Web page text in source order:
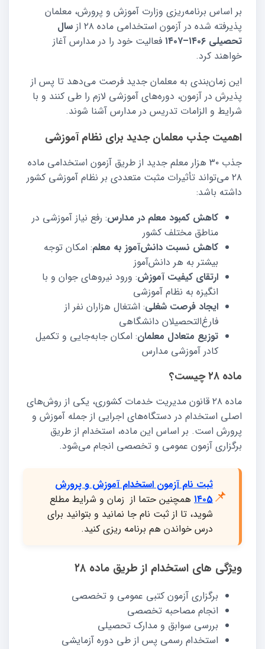
بر اساس برنامه‌ریزی وزارت آموزش و پرورش، معلمان
پذیرفته شده در آزمون استخدامی ماده ۲۸ از
سال
تحصیلی ۱۴۰۶–۱۴۰۷
فعالیت خود را در مدارس آغاز
خواهند کرد.
این زمان‌بندی به معلمان جدید فرصت می‌دهد تا پس از
پذیرش در آزمون، دوره‌های آموزشی لازم را طی کنند و با
شرایط و الزامات تدریس در مدارس آشنا شوند.
اهمیت جذب معلمان جدید برای نظام آموزشی
جذب ۳۰ هزار معلم جدید از طریق آزمون استخدامی ماده
۲۸ می‌تواند تأثیرات مثبت متعددی بر نظام آموزشی کشور
داشته باشد:
کاهش کمبود معلم در مدارس: رفع نیاز آموزشی در
مناطق مختلف کشور
کاهش نسبت دانش‌آموز به معلم: امکان توجه
بیشتر به هر دانش‌آموز
ارتقای کیفیت آموزش: ورود نیروهای جوان و با
انگیزه به نظام آموزشی
ایجاد فرصت شغلی: اشتغال هزاران نفر از
فارغ‌التحصیلان دانشگاهی
توزیع متعادل معلمان: امکان جابه‌جایی و تکمیل
کادر آموزشی مدارس
ماده ۲۸ چیست؟
ماده ۲۸ قانون مدیریت خدمات کشوری، یکی از روش‌های
اصلی استخدام در دستگاه‌های اجرایی از جمله آموزش و
پرورش است. بر اساس این ماده، استخدام از طریق
برگزاری آزمون عمومی و تخصصی انجام می‌شود.
📌
ثبت نام آزمون استخدام آموزش و پرورش
۱۴۰5 همچنین حتما از زمان و شرایط مطلع
شوید، تا از ثبت نام جا نمانید و بتوانید برای
درس خواندن هم برنامه ریزی کنید.
ویژگی‌ های استخدام از طریق ماده ۲۸
برگزاری آزمون کتبی عمومی و تخصصی
انجام مصاحبه تخصصی
بررسی سوابق و مدارک تحصیلی
استخدام رسمی پس از طی دوره آزمایشی